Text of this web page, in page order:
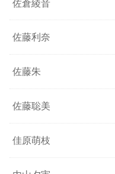
佐倉綾音
佐藤利奈
佐藤朱
佐藤聡美
佳原萌枝